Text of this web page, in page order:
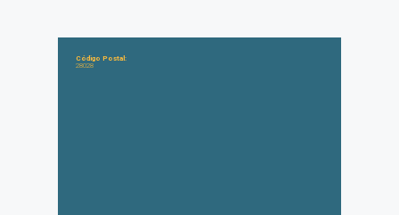
Código Postal:
28028